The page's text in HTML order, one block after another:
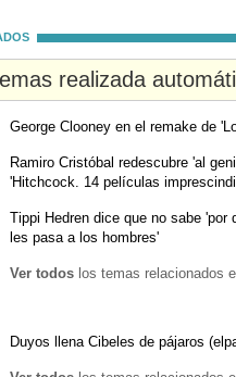
realizada
George Clooney en el remake de
Ramiro Cristóbal redescubre 'al
'Hitchcock. 14 películas
Tippi Hedren dice que no sabe
les pasa a los hombres'
Ver todos los temas relacionados
Duyos llena Cibeles de pájaros